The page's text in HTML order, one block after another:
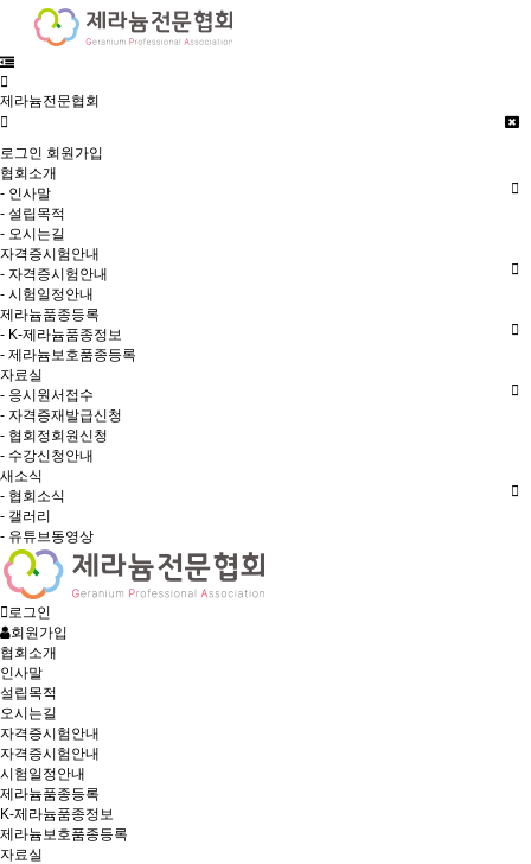
제라늄전문협회
로그인 회원가입
협회소개
- 인사말
- 설립목적
- 오시는길
자격증시험안내
- 자격증시험안내
- 시험일정안내
제라늄품종등록
- K-제라늄품종정보
- 제라늄보호품종등록
자료실
- 응시원서접수
- 자격증재발급신청
- 협회정회원신청
- 수강신청안내
새소식
- 협회소식
- 갤러리
- 유튜브동영상
로그인
회원가입
협회소개
인사말
설립목적
오시는길
자격증시험안내
자격증시험안내
시험일정안내
제라늄품종등록
K-제라늄품종정보
제라늄보호품종등록
자료실